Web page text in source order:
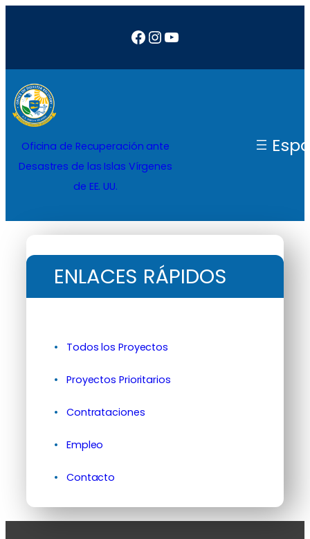
Facebook
Instagram
YouTube
Oficina de Recuperación ante
Desastres de las Islas Vírgenes
de EE. UU.
ENLACES RÁPIDOS
Todos los Proyectos
Proyectos Prioritarios
Contrataciones
Empleo
Contacto